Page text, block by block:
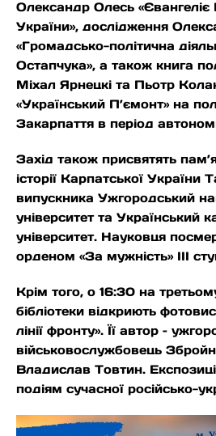
Олександр Олесь «Євангеліє
України», дослідження
«Громадсько-політична
Остапчука», а також книга
Міхал Ярнецкі та Пьотр
«Український П’ємонт» на
Закарпаття в період
Захід також присвятять
історії Карпатської України
випускника Ужгородський
університет та Український
університет. Науковця
орденом «За мужність» ІІІ
Крім того, о 16:30 на
бібліотеки відкриють
лінії фронту». Її автор –
військовослужбовець
Владислав Товтин.
подіям сучасної російсько-